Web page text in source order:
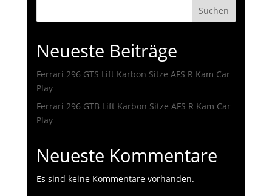
Suchen
Neueste Beiträge
Ferrari 296 GTS Lift Karbon Sitze AFS R Kam Car
Play
Ferrari 296 GTB Lift Karbon Sitze AFS R Kam Car
Play
Neueste Kommentare
Es sind keine Kommentare vorhanden.